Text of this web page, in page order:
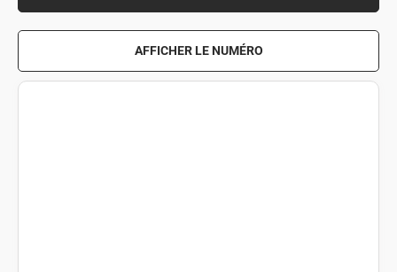
AFFICHER LE NUMÉRO